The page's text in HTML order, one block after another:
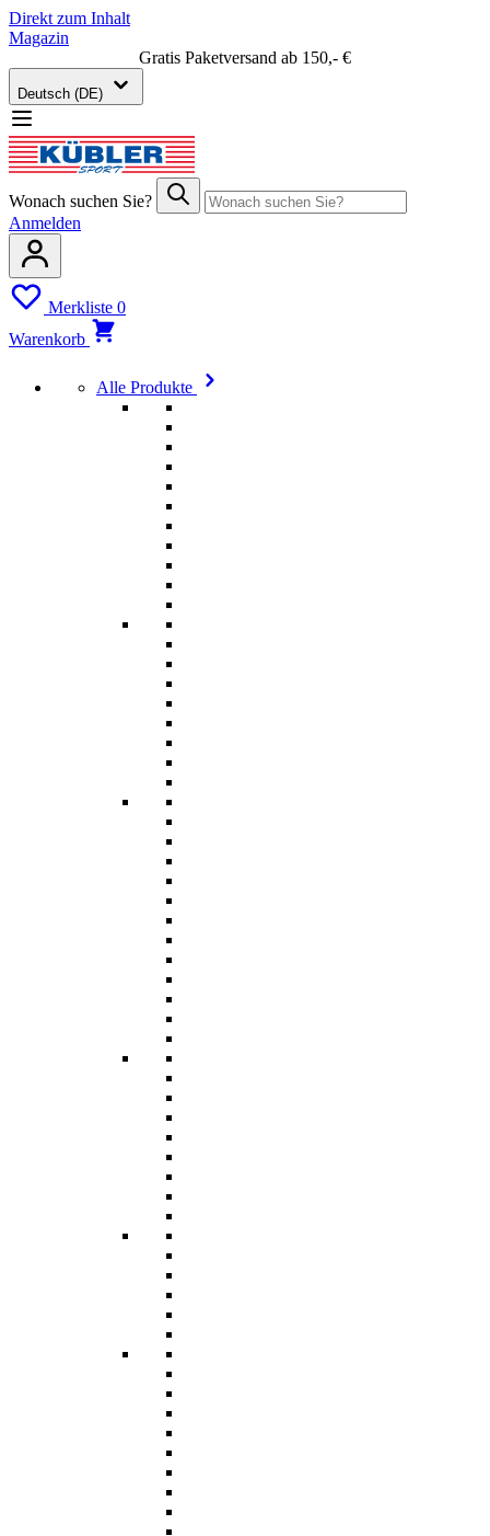
Direkt zum Inhalt
Magazin
Gratis Paketversand ab 150,- €
Deutsch (DE)
Wonach suchen Sie?
Anmelden
Merkliste 0
Warenkorb
Alle Produkte